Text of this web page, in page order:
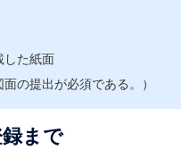
した紙面
面の提出が必須である。）
まで